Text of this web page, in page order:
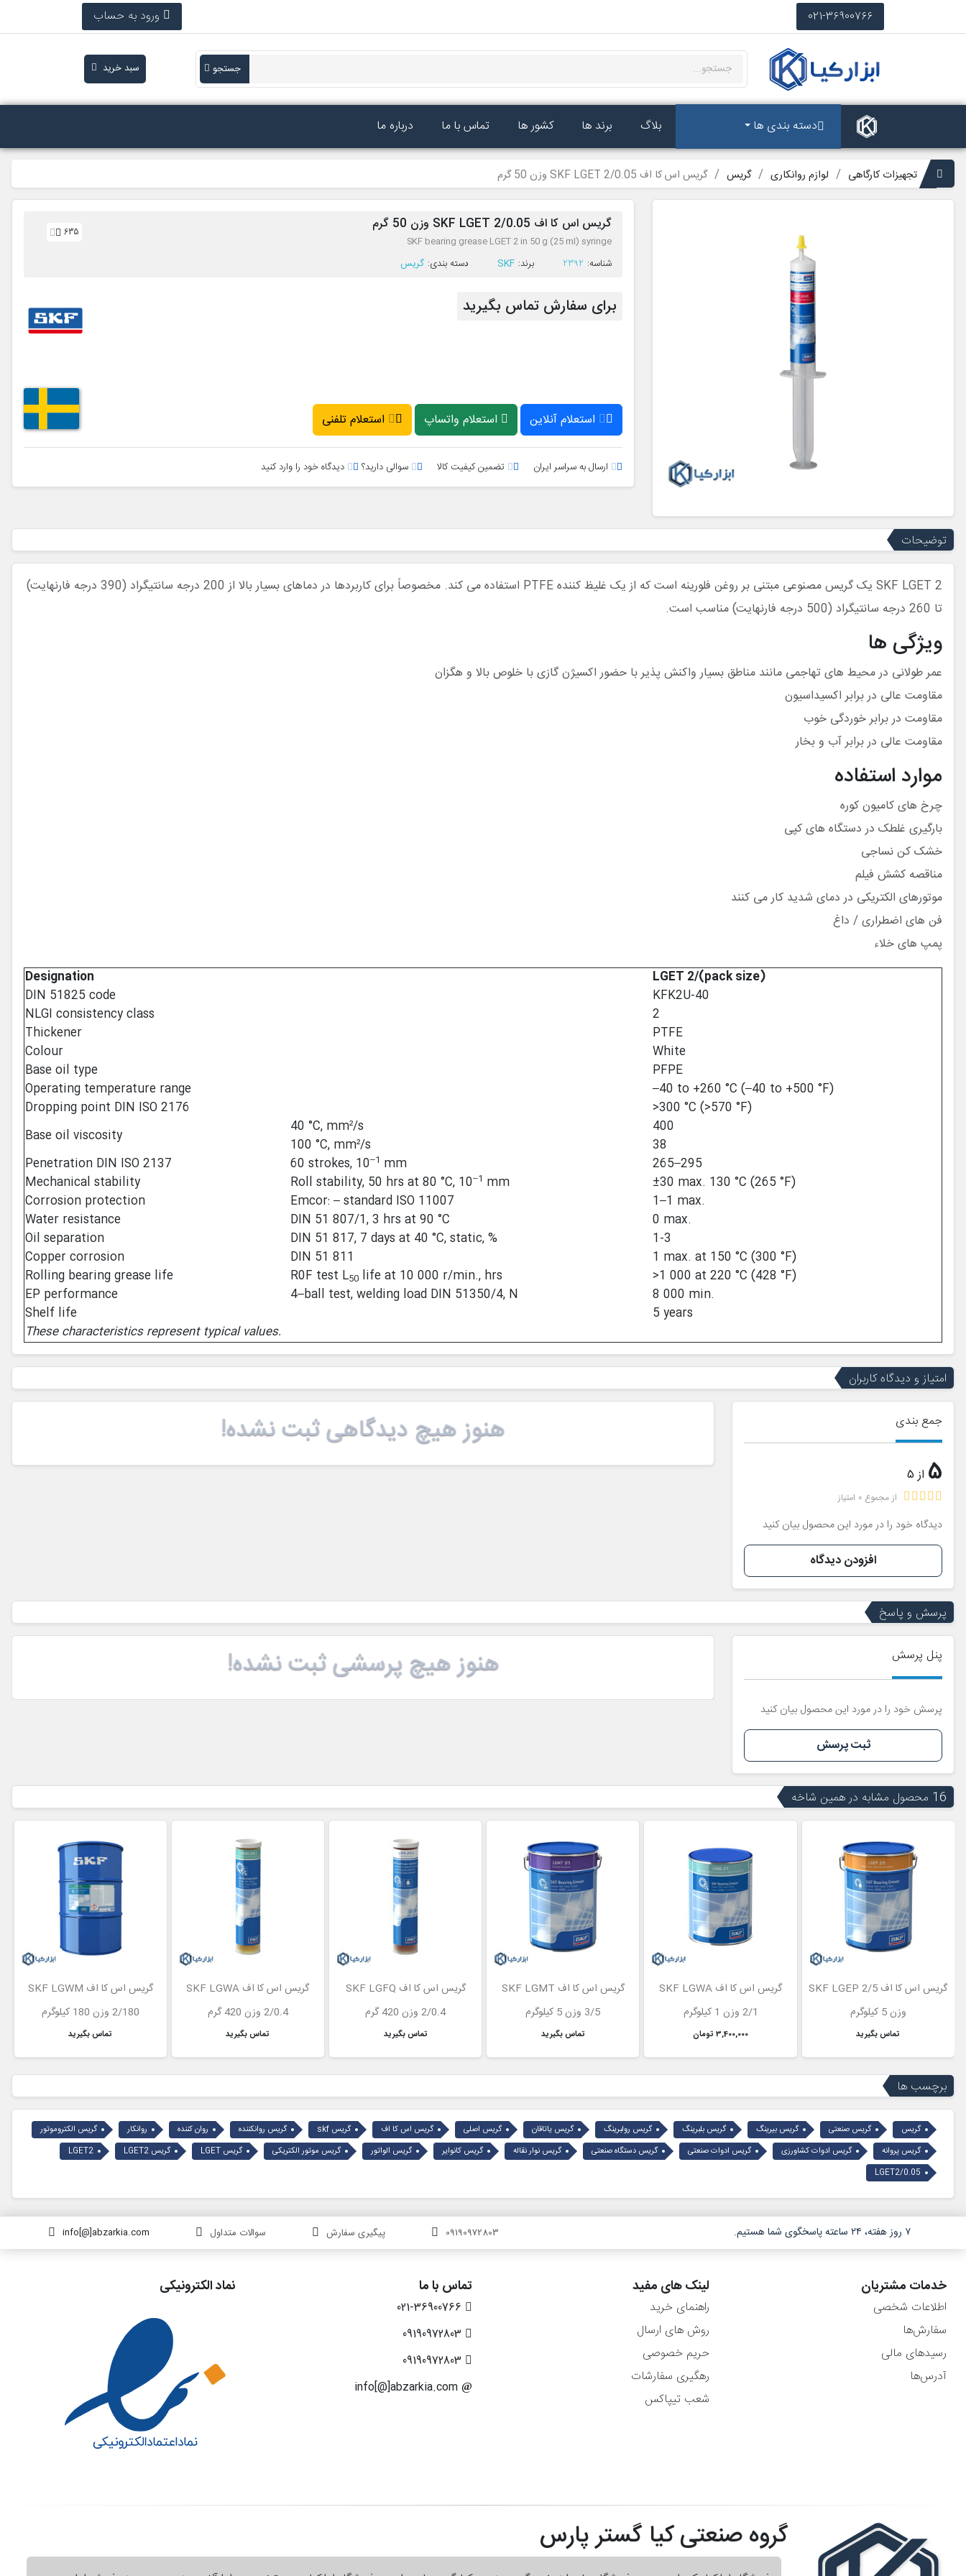
021-36900766 ورود به حساب
جستجو سبد خرید
دسته بندی ها بلاگ برند ها کشور ها تماس با ما درباره ما
تجهیزات کارگاهی لوازم روانکاری گریس گریس اس کا اف SKF LGET 2/0.05 وزن 50 گرم
گریس اس کا اف SKF LGET 2/0.05 وزن 50 گرم
SKF bearing grease LGET 2 in 50 g (25 ml) syringe
635
ﺷﻨﺎﺳﻪ: 2392 ﺑﺮﻧﺪ: SKF ﺩﺳﺘﻪ ﺑﻨﺪی: گریس
برای سفارش تماس بگیرید
استعلام آنلاین استعلام واتساپ استعلام تلفنی
ارسال به سراسر ایران تضمین کیفیت کالا سوالی دارید؟ دیدگاه خود را وارد کنید
توضیحات
SKF LGET 2 یک گریس مصنوعی مبتنی بر روغن فلورینه است که از یک غلیظ کننده PTFE استفاده می کند. مخصوصاً برای کاربردها در دماهای بسیار بالا از 200 درجه سانتیگراد (390 درجه فارنهایت)
تا 260 درجه سانتیگراد (500 درجه فارنهایت) مناسب است.
ویژگی ها
عمر طولانی در محیط های تهاجمی مانند مناطق بسیار واکنش پذیر با حضور اکسیژن گازی با خلوص بالا و هگزان
مقاومت عالی در برابر اکسیداسیون
مقاومت در برابر خوردگی خوب
مقاومت عالی در برابر آب و بخار
موارد استفاده
چرخ های کامیون کوره
بارگیری غلطک در دستگاه های کپی
خشک کن نساجی
مناقصه کشش فیلم
موتورهای الکتریکی در دمای شدید کار می کنند
فن های اضطراری / داغ
پمپ های خلاء
Designation
LGET 2/(pack size)
DIN 51825 code
KFK2U-40
NLGI consistency class
2
Thickener
PTFE
Colour
White
Base oil type
PFPE
Operating temperature range
–40 to +260 °C (–40 to +500 °F)
Dropping point DIN ISO 2176
>300 °C (>570 °F)
Base oil viscosity
40 °C, mm²/s
400
100 °C, mm²/s
38
Penetration DIN ISO 2137
60 strokes, 10–1 mm
265–295
Mechanical stability
Roll stability, 50 hrs at 80 °C, 10–1 mm
±30 max. 130 °C (265 °F)
Corrosion protection
Emcor: – standard ISO 11007
1–1 max.
Water resistance
DIN 51 807/1, 3 hrs at 90 °C
0 max.
Oil separation
DIN 51 817, 7 days at 40 °C, static, %
1-3
Copper corrosion
DIN 51 811
1 max. at 150 °C (300 °F)
Rolling bearing grease life
R0F test L50 life at 10 000 r/min., hrs
>1 000 at 220 °C (428 °F)
EP performance
4–ball test, welding load DIN 51350/4, N
8 000 min.
Shelf life
5 years
These characteristics represent typical values.
امتیاز و دیدگاه کاربران
جمع بندی
5 از 5
از مجموع 0 امتیاز
دیدگاه خود را در مورد این محصول بیان کنید
افزودن دیدگاه
هنوز هیچ دیدگاهی ثبت نشده!
پرسش و پاسخ
پنل پرسش
پرسش خود را در مورد این محصول بیان کنید
ثبت پرسش
هنوز هیچ پرسشی ثبت نشده!
16 محصول مشابه در همین شاخه
گریس اس کا اف SKF LGEP 2/5
وزن 5 کیلوگرم
تماس بگیرید
گریس اس کا اف SKF LGWA
2/1 وزن 1 کیلوگرم
3,400,000 تومان
گریس اس کا اف SKF LGMT
3/5 وزن 5 کیلوگرم
تماس بگیرید
گریس اس کا اف SKF LGFQ
2/0.4 وزن 420 گرم
تماس بگیرید
گریس اس کا اف SKF LGWA
2/0.4 وزن 420 گرم
تماس بگیرید
گریس اس کا اف SKF LGWM
2/180 وزن 180 کیلوگرم
تماس بگیرید
برچسب ها
گریس گریس صنعتی گریس بیرینگ گریس بلبرینگ گریس رولبرینگ گریس یاتاقان گریس اصلی گریس اس کا اف گریس skf گریس روانکننده روان کننده روانکار
گریس الکتروموتور
گریس پروانه
گریس ادوات کشاورزی گریس ادوات صنعتی گریس دستگاه صنعتی گریس نوار نقاله گریس کانوایر گریس الواتور گریس موتور الکتریکی گریس LGET گریس LGET2
LGET2
LGET2/0.05
۷ روز هفته، ۲۴ ساعته پاسخگوی شما هستیم. info[@]abzarkia.com سوالات متداول پیگیری سفارش 09190972803
خدمات مشتریان
اطلاعات شخصی
سفارش‌ها
رسیدهای مالی
آدرس‌ها
لینک های مفید
راهنمای خرید
روش های ارسال
حریم خصوصی
رهگیری سفارشات
شعب تیپاکس
تماس با ما نماد الکترونیکی
گروه صنعتی کیا گستر پارس